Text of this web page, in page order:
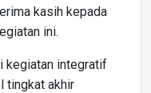
kasih kepada
ini.
kegiatan integratif
tingkat akhir